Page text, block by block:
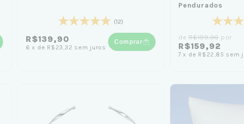
(12)
R$139,90
6 x de R$23,32 sem juros
Comprar
Pendurados
deR$199,90 por
R$159,92
7 x de R$22,85 sem